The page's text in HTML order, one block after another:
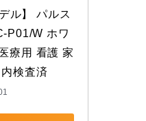
ル】 パルス
P01/W ホワ
療用 看護 家
検査済